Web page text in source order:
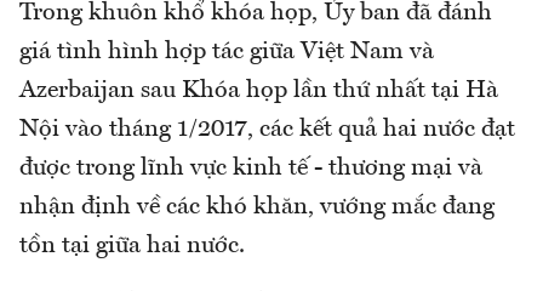
Trong khuôn khổ khóa họp, Ủy ban đã đánh
giá tình hình hợp tác giữa Việt Nam và
Azerbaijan sau Khóa họp lần thứ nhất tại Hà
Nội vào tháng 1/2017, các kết quả hai nước đạt
được trong lĩnh vực kinh tế - thương mại và
nhận định về các khó khăn, vướng mắc đang
tồn tại giữa hai nước.